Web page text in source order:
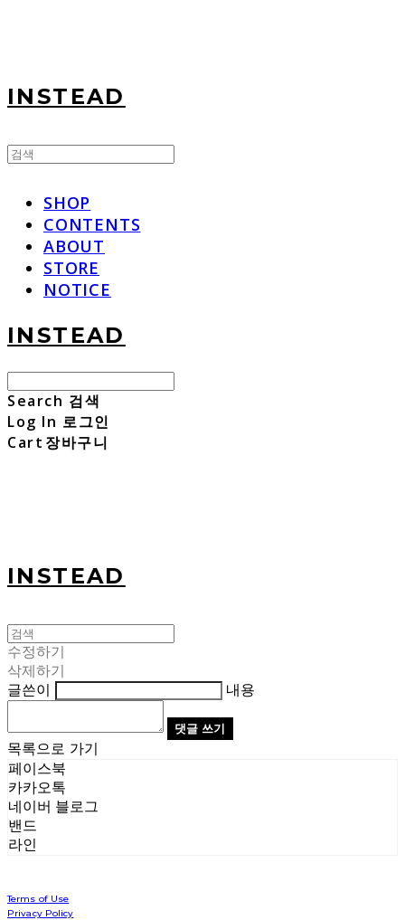
INSTEAD
SHOP
CONTENTS
ABOUT
STORE
NOTICE
INSTEAD
Search 검색
Log In 로그인
Cart 장바구니
INSTEAD
수정하기
삭제하기
글쓴이
내용
댓글 쓰기
목록으로 가기
페이스북
카카오톡
네이버 블로그
밴드
라인
Terms of Use
Privacy Policy